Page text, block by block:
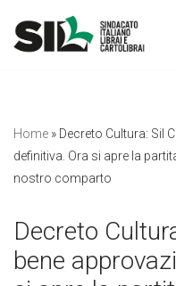
Vai
Home » Decreto Cultura: Sil
definitiva. Ora si apre la
nostro comparto
Decreto
bene